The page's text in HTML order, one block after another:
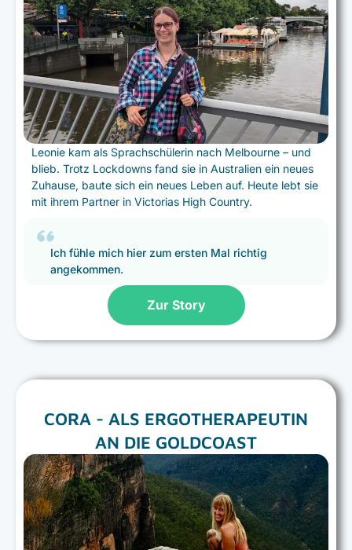
Leonie kam als Sprachschülerin nach Melbourne – und
blieb. Trotz Lockdowns fand sie in Australien ein neues
Zuhause, baute sich ein neues Leben auf. Heute lebt sie
mit ihrem Partner in Victorias High Country.
Ich fühle mich hier zum ersten Mal richtig
angekommen.
Zur Story
CORA - ALS ERGOTHERAPEUTIN
AN DIE GOLDCOAST